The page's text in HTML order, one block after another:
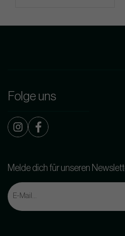
Folge uns
Melde dich für unseren